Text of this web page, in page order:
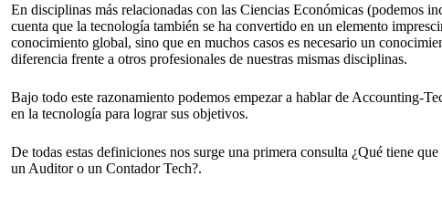
En disciplinas más relacionadas con las Ciencias Económicas (podemos
cuenta que la tecnología también se ha convertido en un elemento
conocimiento global, sino que en muchos casos es necesario un
diferencia frente a otros profesionales de nuestras mismas disciplinas.
Bajo todo este razonamiento podemos empezar a hablar de Accounting-
en la tecnología para lograr sus objetivos.
De todas estas definiciones nos surge una primera consulta ¿Qué tiene
un Auditor o un Contador Tech?.